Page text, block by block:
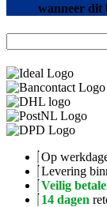
wanneer dit
Op
Levering
Veilig
14 dagen